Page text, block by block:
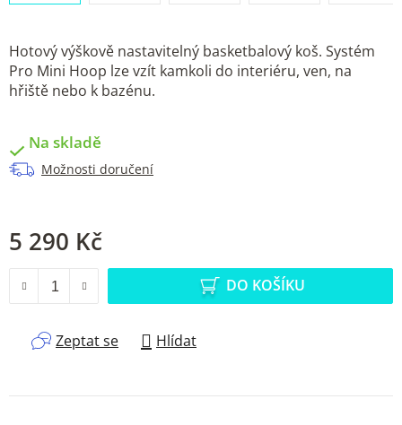
Hotový výškově nastavitelný basketbalový koš. Systém
Pro Mini Hoop lze vzít kamkoli do interiéru, ven, na
hřiště nebo k bazénu.
Na skladě
Možnosti doručení
5 290 Kč
DO KOŠÍKU
Zeptat se Hlídat